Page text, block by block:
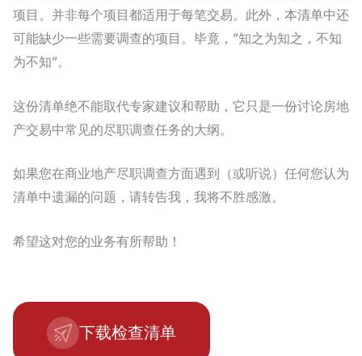
项目。并非每个项目都适用于每笔交易。此外，本清单中还
可能缺少一些需要调查的项目。毕竟，”知之为知之，不知
为不知”。
这份清单绝不能取代专家建议和帮助，它只是一份讨论房地
产交易中常见的尽职调查任务的大纲。
如果您在商业地产尽职调查方面遇到（或听说）任何您认为
清单中遗漏的问题，请转告我，我将不胜感激。
希望这对您的业务有所帮助！
下载检查清单